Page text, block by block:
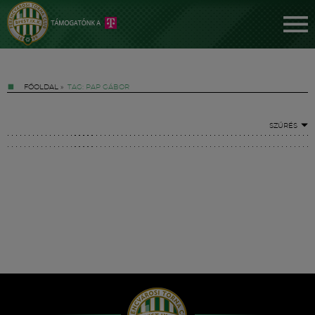
FŐOLDAL » TAG: PAP GÁBOR
SZŰRÉS
Hírek